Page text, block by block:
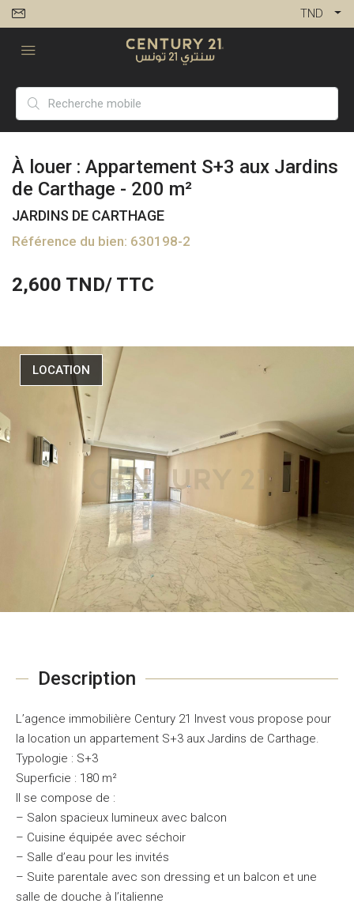
TND
À louer : Appartement S+3 aux Jardins
de Carthage - 200 m²
JARDINS DE CARTHAGE
Référence du bien: 630198-2
2,600 TND/ TTC
LOCATION
Description
L’agence immobilière Century 21 Invest vous propose pour
la location un appartement S+3 aux Jardins de Carthage.
Typologie : S+3
Superficie : 180 m²
Il se compose de :
– Salon spacieux lumineux avec balcon
– Cuisine équipée avec séchoir
– Salle d’eau pour les invités
– Suite parentale avec son dressing et un balcon et une
salle de douche à l’italienne